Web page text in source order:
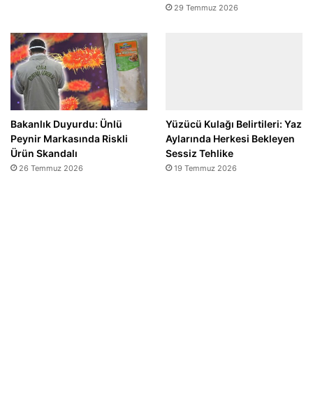
29 Temmuz 2026
Bakanlık Duyurdu: Ünlü
Peynir Markasında Riskli
Ürün Skandalı
26 Temmuz 2026
Yüzücü Kulağı Belirtileri: Yaz
Aylarında Herkesi Bekleyen
Sessiz Tehlike
19 Temmuz 2026